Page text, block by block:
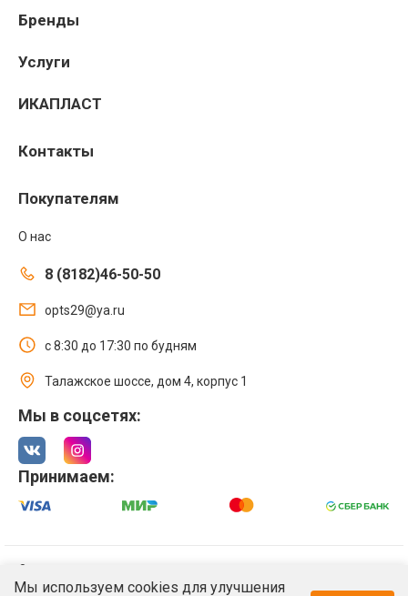
Бренды
Услуги
ИКАПЛАСТ
Контакты
Покупателям
О нас
8 (8182)46-50-50
opts29@ya.ru
с 8:30 до 17:30 по будням
Талажское шоссе, дом 4, корпус 1
Мы в соцсетях:
Принимаем:
Политика обработки персональных данных
Мы используем cookies для улучшения